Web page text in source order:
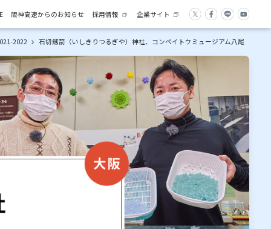
阪神高速からのお知らせ 採用情報 企業サイト
2022 石切劔箭（いしきりつるぎや）神社、コンペイトウミュージアム八尾